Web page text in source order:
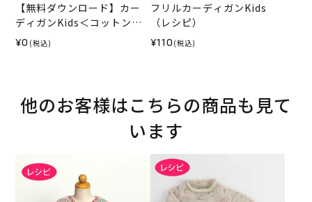
【無料ダウンロード】カー
ディガンKids＜コットンリ
リー＞（レシピ）
¥0 (税込)
フリルカーディガンKids
（レシピ）
¥110 (税込)
他のお客様はこちらの商品も見て
います